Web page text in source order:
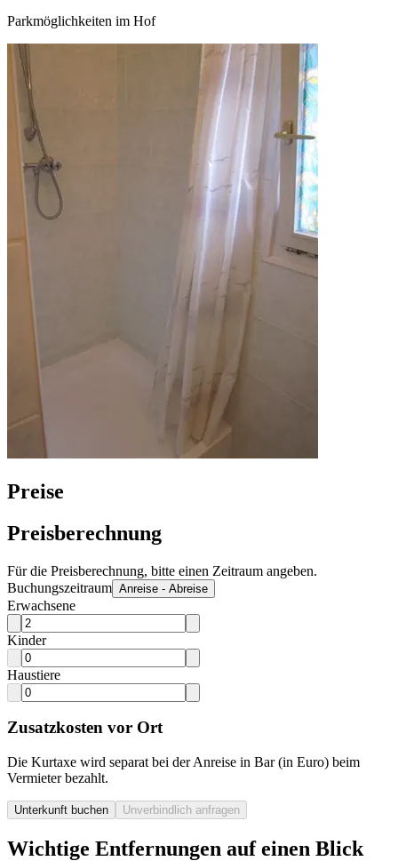
Parkmöglichkeiten im Hof
Preise
Preisberechnung
Für die Preisberechnung, bitte einen Zeitraum angeben.
Buchungszeitraum Anreise - Abreise
Erwachsene
Kinder
Haustiere
Zusatzkosten vor Ort
Die Kurtaxe wird separat bei der Anreise in Bar (in Euro) beim
Vermieter bezahlt.
Unterkunft buchen Unverbindlich anfragen
Wichtige Entfernungen auf einen Blick